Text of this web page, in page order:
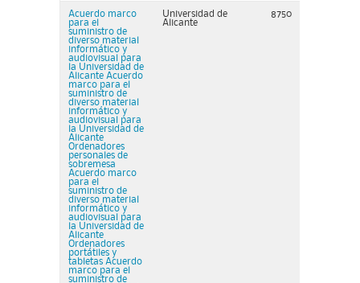
Acuerdo marco
para el
suministro de
diverso material
informático y
audiovisual para
la Universidad de
Alicante Acuerdo
marco para el
suministro de
diverso material
informático y
audiovisual para
la Universidad de
Alicante
Ordenadores
personales de
sobremesa
Acuerdo marco
para el
suministro de
diverso material
informático y
audiovisual para
la Universidad de
Alicante
Ordenadores
portátiles y
tabletas Acuerdo
marco para el
suministro de
Universidad de
Alicante
8750